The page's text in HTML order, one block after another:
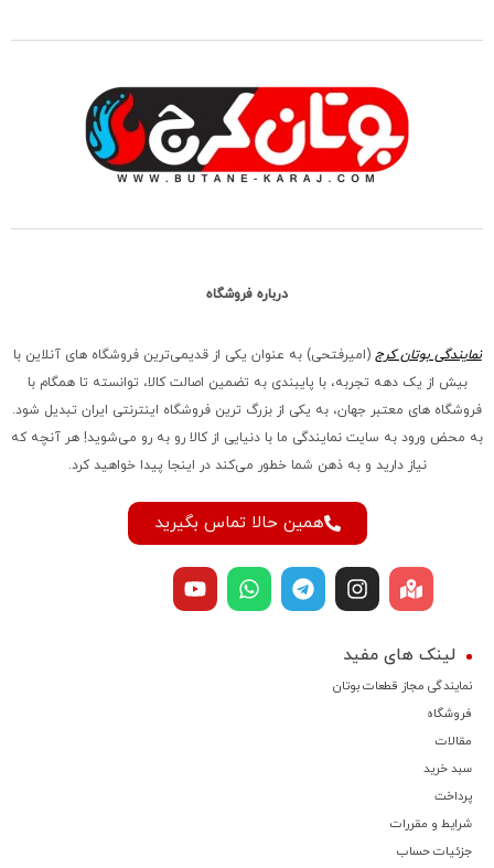
درباره فروشگاه
نمایندگی بوتان کرج (امیرفتحی) به عنوان یکی از قدیمی‌ترین فروشگاه های آنلاین با
بیش از یک دهه تجربه، با پایبندی به تضمین اصالت کالا، توانسته تا همگام با
فروشگاه‌ های معتبر جهان، به یکی از بزرگ‌ ترین فروشگاه اینترنتی ایران تبدیل شود.
به محض ورود به سایت نمایندگی ما با دنیایی از کالا رو به رو می‌شوید! هر آنچه که
نیاز دارید و به ذهن شما خطور می‌کند در اینجا پیدا خواهید کرد.
همین حالا تماس بگیرید
لینک های مفید
نمایندگی مجاز قطعات بوتان
فروشگاه
مقالات
سبد خرید
پرداخت
شرایط و مقررات
جزئیات حساب